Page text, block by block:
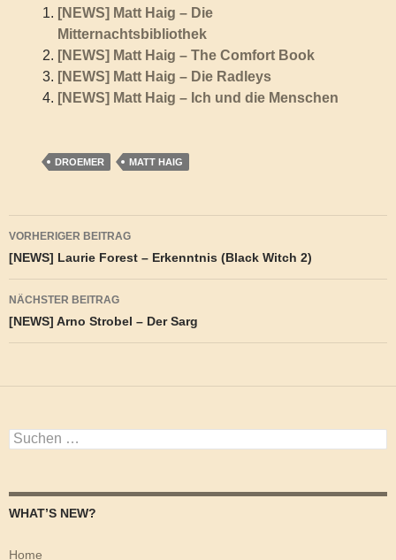
[NEWS] Matt Haig – Die
Mitternachtsbibliothek
[NEWS] Matt Haig – The Comfort Book
[NEWS] Matt Haig – Die Radleys
[NEWS] Matt Haig – Ich und die Menschen
DROEMER MATT HAIG
Beitragsnavigation
VORHERIGER BEITRAG
[NEWS] Laurie Forest – Erkenntnis (Black Witch 2)
NÄCHSTER BEITRAG
[NEWS] Arno Strobel – Der Sarg
Suchen
nach:
WHAT’S NEW?
Home